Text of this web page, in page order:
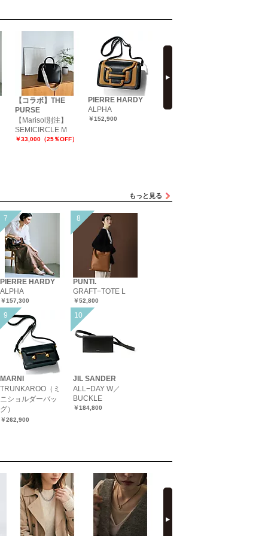
【コラボ】THE
PURSE
【Marisol別注】
SEMICIRCLE M
￥33,000（25％OFF）
PIERRE HARDY
ALPHA
￥152,900
CANNOLO SMALL
PIERRE HARDY
ALPHA
￥157,300
PUNTI.
GRAFT−TOTE L
￥52,800
MARNI
TRUNKAROO（ミ
ニショルダーバッ
グ）
￥262,900
JIL SANDER
ALL−DAY W／
BUCKLE
￥184,800
もっと見る